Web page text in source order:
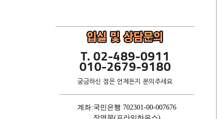
T. 02-489-0911
010-2679-9180
궁금하신 점은 언제든지 문의주세요
계좌:국민은행 702301-00-007676